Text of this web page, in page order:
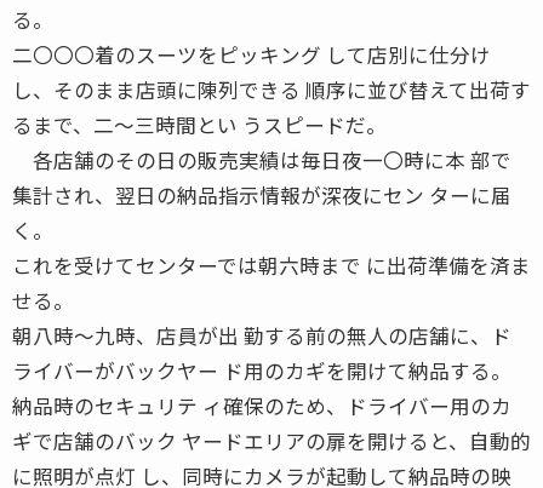
る。
二〇〇〇着のスーツをピッキング して店別に仕分け
し、そのまま店頭に陳列できる 順序に並び替えて出荷す
るまで、二〜三時間とい うスピードだ。
各店舗のその日の販売実績は毎日夜一〇時に本 部で
集計され、翌日の納品指示情報が深夜にセン ターに届
く。
これを受けてセンターでは朝六時まで に出荷準備を済ま
せる。
朝八時〜九時、店員が出 勤する前の無人の店舗に、ド
ライバーがバックヤー ド用のカギを開けて納品する。
納品時のセキュリテ ィ確保のため、ドライバー用のカ
ギで店舗のバック ヤードエリアの扉を開けると、自動的
に照明が点灯 し、同時にカメラが起動して納品時の映